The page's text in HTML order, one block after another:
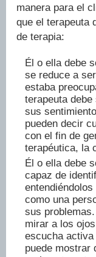
manera para el
que el terapeuta
de terapia:
Él o ella debe
se reduce a
estaba
terapeuta
sus
pueden decir
con el fin de
terapéutica, la
Él o ella debe
capaz de
como una
sus
mirar a los
escucha
puede mostrar